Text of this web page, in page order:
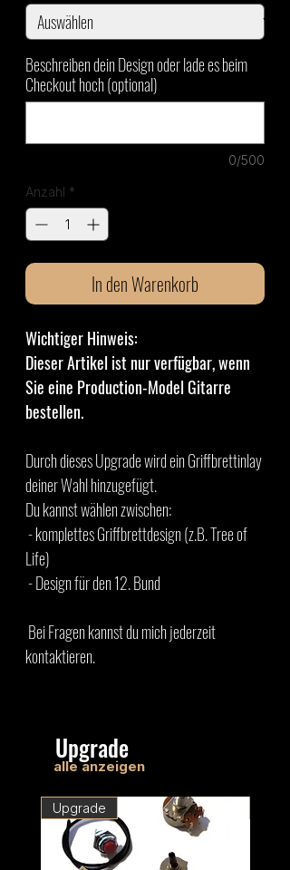
Beschreiben dein Design oder lade es beim
Checkout hoch (optional)
0/500
Anzahl *
In den Warenkorb
Wichtiger Hinweis:
Dieser Artikel ist nur verfügbar, wenn
Sie eine Production-Model Gitarre
bestellen.
Durch dieses Upgrade wird ein Griffbrettinlay
deiner Wahl hinzugefügt.
Du kannst wählen zwischen:
- komplettes Griffbrettdesign (z.B. Tree of
Life)
- Design für den 12. Bund
Bei Fragen kannst du mich jederzeit
kontaktieren.
Upgrade
Upgrade
alle anzeigen